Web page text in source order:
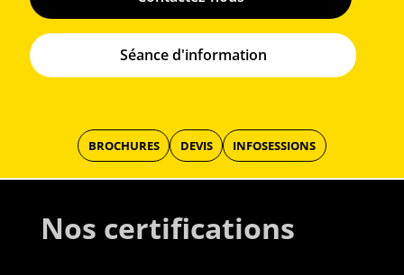
Séance d'information
BROCHURES DEVIS INFOSESSIONS
Nos certifications